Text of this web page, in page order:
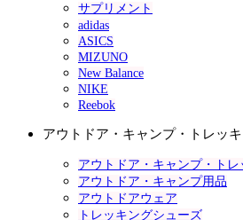
サプリメント
adidas
ASICS
MIZUNO
New Balance
NIKE
Reebok
アウトドア・キャンプ・トレッ
アウトドア・キャンプ・ト
アウトドア・キャンプ用品
アウトドアウェア
トレッキングシューズ